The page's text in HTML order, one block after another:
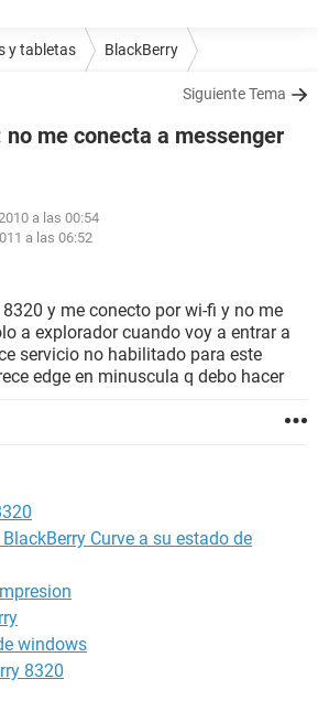
y tabletas BlackBerry
Siguiente Tema
me conecta a messenger
a las 00:54
a las 06:52
y me conecto por wi-fi y no me
a explorador cuando voy a entrar a
servicio no habilitado para este
edge en minuscula q debo hacer
Curve a su estado de
windows
8320